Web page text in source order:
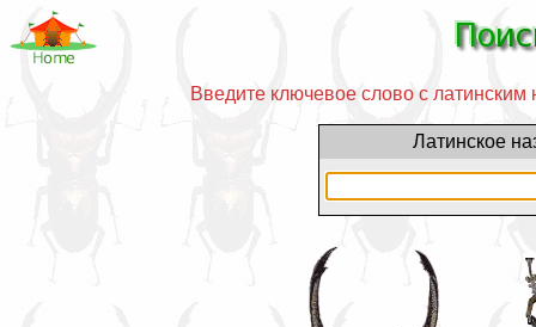
Введите ключевое слово с латинским
Латинское